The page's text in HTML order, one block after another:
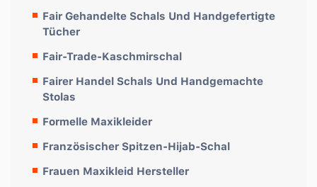
Fair Gehandelte Schals Und Handgefertigte
Tücher
Fair-Trade-Kaschmirschal
Fairer Handel Schals Und Handgemachte
Stolas
Formelle Maxikleider
Französischer Spitzen-Hijab-Schal
Frauen Maxikleid Hersteller